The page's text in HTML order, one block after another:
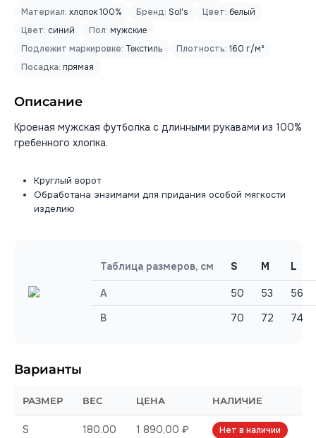
Материал: хлопок 100% Бренд: Sol's Цвет: белый
Цвет: синий Пол: мужские
Подлежит маркировке: Текстиль Плотность: 160 г/м²
Посадка: прямая
Описание
Кроеная мужская футболка с длинными рукавами из 100%
гребенного хлопка.
Круглый ворот
Обработана энзимами для придания особой мягкости
изделию
Таблица размеров, см S M L
A 50 53
56
B
70 72 74
Варианты
РАЗМЕР ВЕС ЦЕНА НАЛИЧИЕ
S 180.00 1 890,00 ₽ Нет в наличии